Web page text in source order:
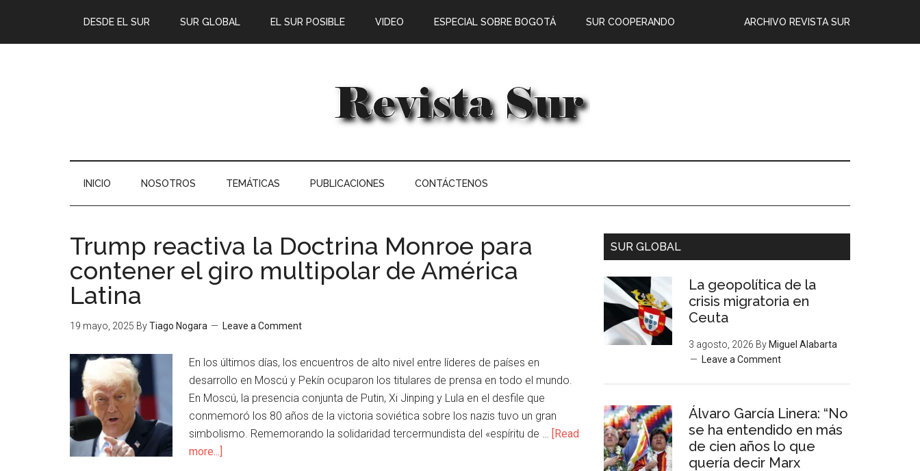
DESDE EL SUR SUR GLOBAL EL SUR POSIBLE ARCHIVO REVISTA SUR
VIDEO ESPECIAL SOBRE BOGOTÁ SUR COOPERANDO
INICIO NOSOTROS TEMÁTICAS PUBLICACIONES CONTÁCTENOS
Trump reactiva la Doctrina Monroe para
contener el giro multipolar de América
Latina
19 mayo, 2025 ByTiago Nogara Leave a Comment
En los últimos días, los encuentros de alto nivel entre líderes de países en
desarrollo en Moscú y Pekín ocuparon los titulares de prensa en todo el mundo.
En Moscú, la presencia conjunta de Putin, Xi Jinping y Lula en el desfile que
conmemoró los 80 años de la victoria soviética sobre los nazis tuvo un gran
simbolismo. Rememorando la solidaridad tercermundista del «espíritu de … [Read
more...]
SUR GLOBAL
La geopolítica de la
crisis migratoria en
Ceuta
3 agosto, 2026 By Miguel Alabarta
Leave a Comment
Álvaro García Linera: “No
se ha entendido en más
de cien años lo que
quería decir Marx